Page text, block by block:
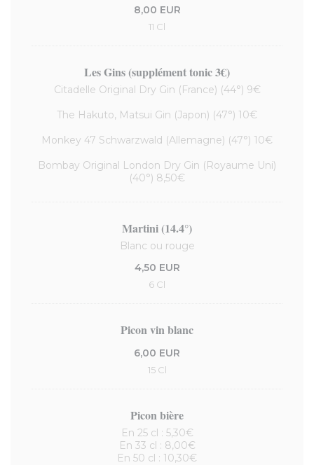
8,00 EUR
11 Cl
Les Gins (supplément tonic 3€)
Citadelle Original Dry Gin (France) (44°) 9€
The Hakuto, Matsui Gin (Japon) (47°) 10€
Monkey 47 Schwarzwald (Allemagne) (47°) 10€
Bombay Original London Dry Gin (Royaume Uni)
(40°) 8,50€
Martini (14.4°)
Blanc ou rouge
4,50 EUR
6 Cl
Picon vin blanc
6,00 EUR
15 Cl
Picon bière
En 25 cl : 5,30€
En 33 cl : 8,00€
En 50 cl : 10,30€